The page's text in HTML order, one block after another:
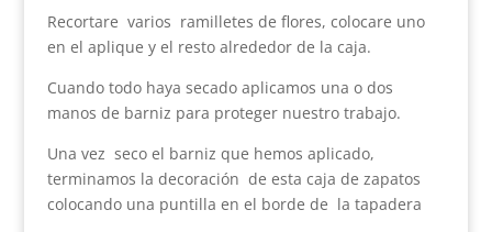
Recortare varios ramilletes de flores, colocare uno
en el aplique y el resto alrededor de la caja.
Cuando todo haya secado aplicamos una o dos
manos de barniz para proteger nuestro trabajo.
Una vez seco el barniz que hemos aplicado,
terminamos la decoración de esta caja de zapatos
colocando una puntilla en el borde de la tapadera